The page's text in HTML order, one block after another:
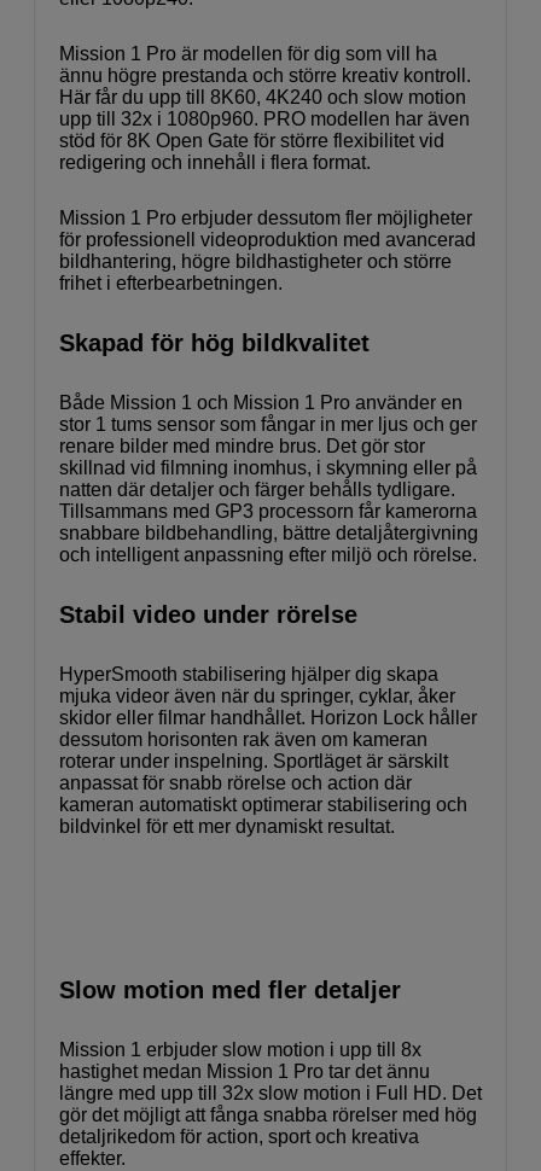
Mission 1 Pro är modellen för dig som vill ha
ännu högre prestanda och större kreativ kontroll.
Här får du upp till 8K60, 4K240 och slow motion
upp till 32x i 1080p960. PRO modellen har även
stöd för 8K Open Gate för större flexibilitet vid
redigering och innehåll i flera format.
Mission 1 Pro erbjuder dessutom fler möjligheter
för professionell videoproduktion med avancerad
bildhantering, högre bildhastigheter och större
frihet i efterbearbetningen.
Skapad för hög bildkvalitet
Både Mission 1 och Mission 1 Pro använder en
stor 1 tums sensor som fångar in mer ljus och ger
renare bilder med mindre brus. Det gör stor
skillnad vid filmning inomhus, i skymning eller på
natten där detaljer och färger behålls tydligare.
Tillsammans med GP3 processorn får kamerorna
snabbare bildbehandling, bättre detaljåtergivning
och intelligent anpassning efter miljö och rörelse.
Stabil video under rörelse
HyperSmooth stabilisering hjälper dig skapa
mjuka videor även när du springer, cyklar, åker
skidor eller filmar handhållet. Horizon Lock håller
dessutom horisonten rak även om kameran
roterar under inspelning. Sportläget är särskilt
anpassat för snabb rörelse och action där
kameran automatiskt optimerar stabilisering och
bildvinkel för ett mer dynamiskt resultat.
Slow motion med fler detaljer
Mission 1 erbjuder slow motion i upp till 8x
hastighet medan Mission 1 Pro tar det ännu
längre med upp till 32x slow motion i Full HD. Det
gör det möjligt att fånga snabba rörelser med hög
detaljrikedom för action, sport och kreativa
effekter.